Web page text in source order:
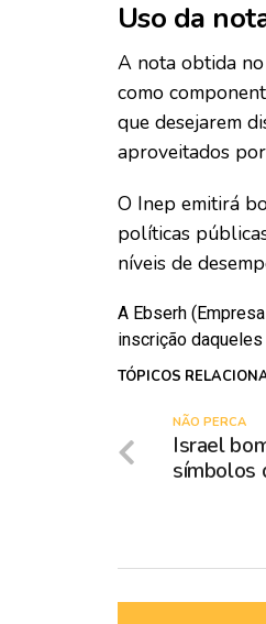
Uso da
A nota obtida
como
que desejarem
aproveitados
O Inep emitirá
políticas
níveis de
A Ebserh
inscrição
TÓPICOS
NÃO PERCA
Israel
símbolos